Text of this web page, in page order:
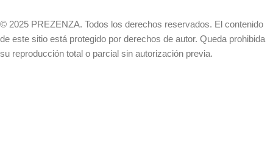
© 2025 PREZENZA. Todos los derechos reservados. El contenido
de este sitio está protegido por derechos de autor. Queda prohibida
su reproducción total o parcial sin autorización previa.